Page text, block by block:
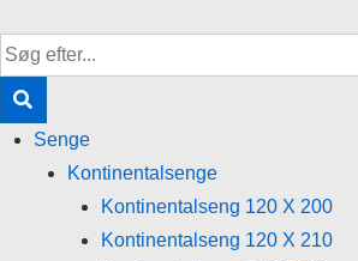
Hop
til
hovedindhold
Senge
Kontinentalsenge
Kontinentalseng 120 X 200
Kontinentalseng 120 X 210